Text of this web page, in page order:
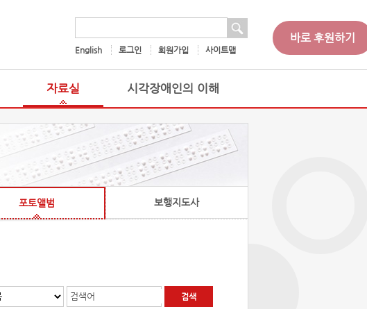
English 로그인 회원가입 사이트맵
바로 후원하기
자료실 시각장애인의 이해
포토앨범 보행지도사
검색어